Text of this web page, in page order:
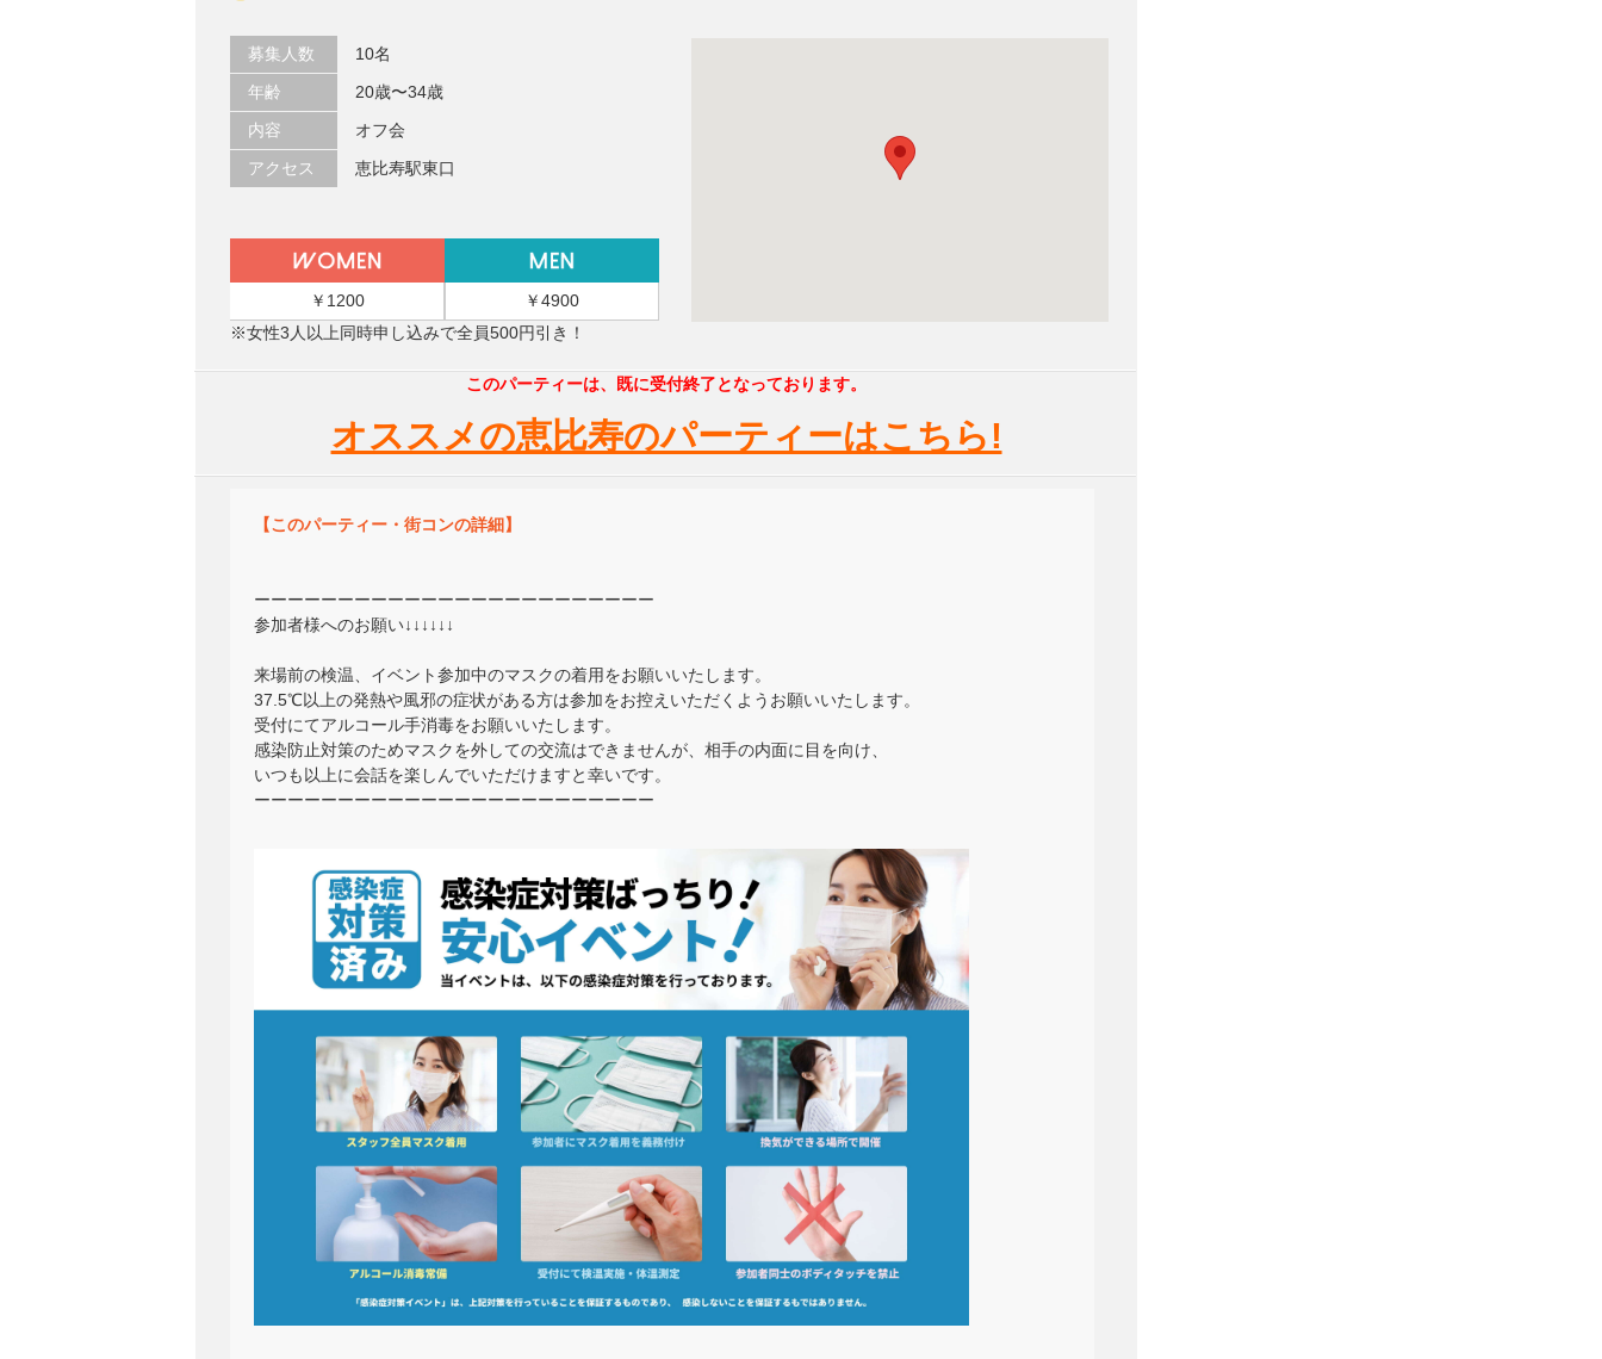
募集人数
10名
年齢
20歳〜34歳
内容
オフ会
アクセス
恵比寿駅東口
￥1200
￥4900
※女性3人以上同時申し込みで全員500円引き！
このパーティーは、既に受付終了となっております。
オススメの恵比寿のパーティーはこちら!
【このパーティー・街コンの詳細】
ーーーーーーーーーーーーーーーーーーーーーーーー
参加者様へのお願い↓↓↓↓↓↓
来場前の検温、イベント参加中のマスクの着用をお願いいたします。
37.5℃以上の発熱や風邪の症状がある方は参加をお控えいただくようお願いいたします。
受付にてアルコール手消毒をお願いいたします。
感染防止対策のためマスクを外しての交流はできませんが、相手の内面に目を向け、
いつも以上に会話を楽しんでいただけますと幸いです。
ーーーーーーーーーーーーーーーーーーーーーーーー